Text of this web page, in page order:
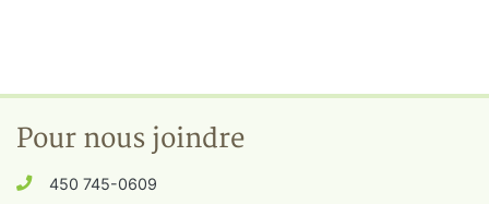
Pour nous joindre
450 745-0609